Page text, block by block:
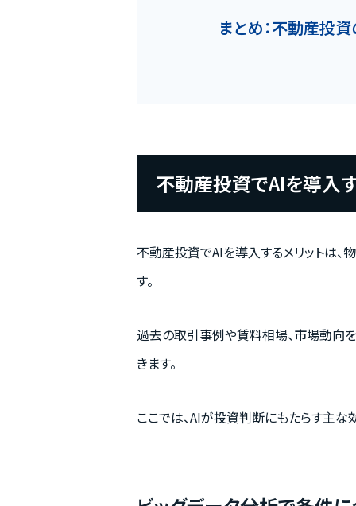
まとめ：不動産投
不動産投資でAIを導入
不動産投資でAIを導入するメリットは
す。
過去の取引事例や賃料相場、市場動向
きます。
ここでは、AIが投資判断にもたらす主な